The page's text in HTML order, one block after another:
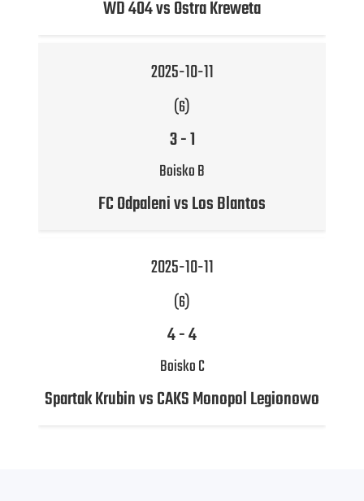
WD 404 vs Ostra Kreweta
2025-10-11
(6)
3-1
Boisko B
FC Odpaleni vs Los Blantos
2025-10-11
(6)
4-4
Boisko C
Spartak Krubin vs CAKS Monopol Legionowo